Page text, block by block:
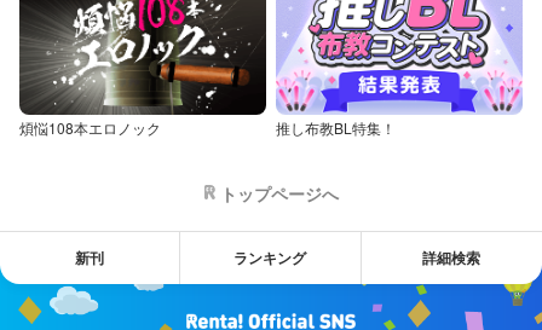
煩悩108本エロノック 推し布教BL特集！
トップページへ
新刊 ランキング 詳細検索